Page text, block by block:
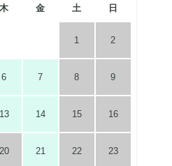
木 金 土 日
1 2
6 7 8 9
13 14 15 16
20 21 22 23